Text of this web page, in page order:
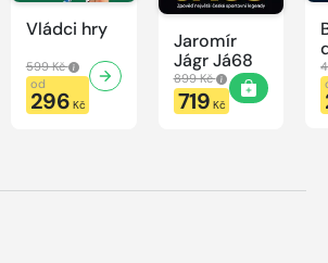
Vládci hry
599 Kč
od
296 Kč
Jaromír
Jágr Já68
899 Kč
719 Kč